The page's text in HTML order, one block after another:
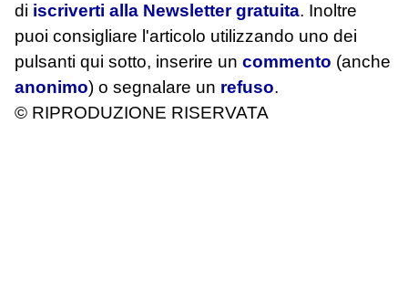
di iscriverti alla Newsletter gratuita. Inoltre
puoi consigliare l'articolo utilizzando uno dei
pulsanti qui sotto, inserire un commento (anche
anonimo) o segnalare un refuso.
© RIPRODUZIONE RISERVATA